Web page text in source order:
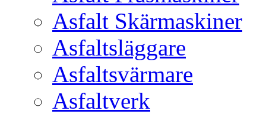
Asfalt Skärmaskiner
Asfaltsläggare
Asfaltsvärmare
Asfaltverk